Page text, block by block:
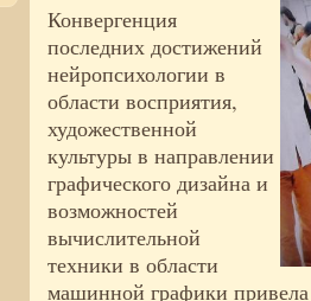
Конвергенция
последних достижений
нейропсихологии в
области восприятия,
художественной
культуры в направлении
графического дизайна и
возможностей
вычислительной
техники в области
машинной графики